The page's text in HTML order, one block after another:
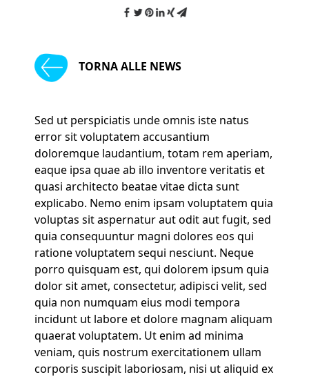
TORNA ALLE NEWS
Sed ut perspiciatis unde omnis iste natus
error sit voluptatem accusantium
doloremque laudantium, totam rem aperiam,
eaque ipsa quae ab illo inventore veritatis et
quasi architecto beatae vitae dicta sunt
explicabo. Nemo enim ipsam voluptatem quia
voluptas sit aspernatur aut odit aut fugit, sed
quia consequuntur magni dolores eos qui
ratione voluptatem sequi nesciunt. Neque
porro quisquam est, qui dolorem ipsum quia
dolor sit amet, consectetur, adipisci velit, sed
quia non numquam eius modi tempora
incidunt ut labore et dolore magnam aliquam
quaerat voluptatem. Ut enim ad minima
veniam, quis nostrum exercitationem ullam
corporis suscipit laboriosam, nisi ut aliquid ex